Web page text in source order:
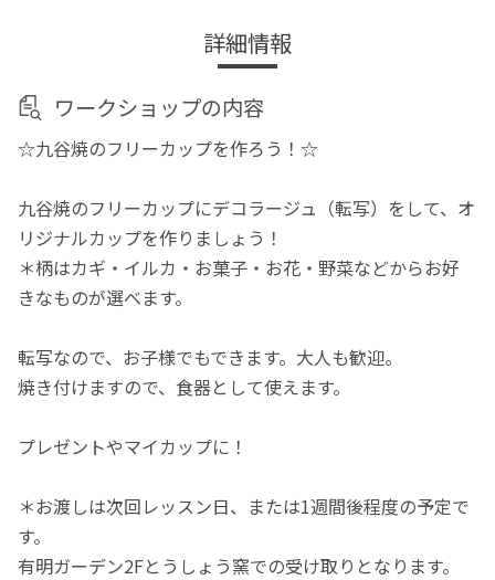
詳細情報
ワークショップの内容
☆九谷焼のフリーカップを作ろう！☆
九谷焼のフリーカップにデコラージュ（転写）をして、オ
リジナルカップを作りましょう！
＊柄はカギ・イルカ・お菓子・お花・野菜などからお好
きなものが選べます。
転写なので、お子様でもできます。大人も歓迎。
焼き付けますので、食器として使えます。
プレゼントやマイカップに！
＊お渡しは次回レッスン日、または1週間後程度の予定で
す。
有明ガーデン2Fとうしょう窯での受け取りとなります。